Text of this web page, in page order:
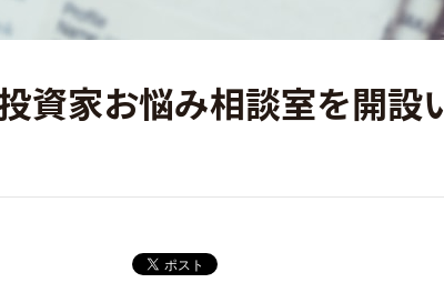
資家お悩み相談室を開設